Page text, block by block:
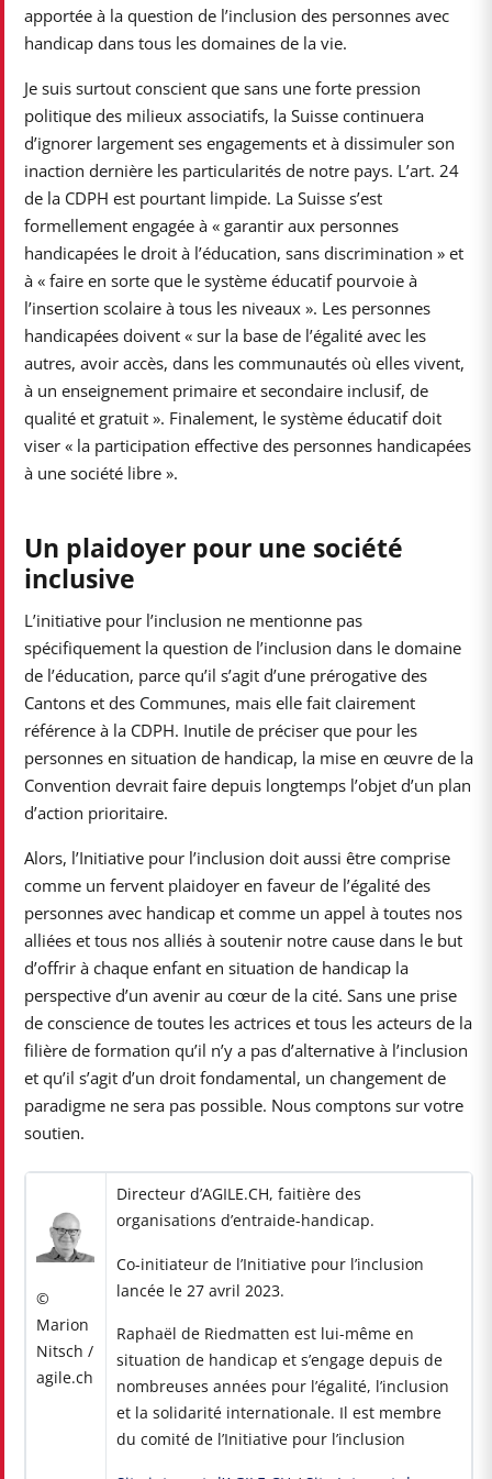
apportée à la question de l’inclusion des personnes avec
handicap dans tous les domaines de la vie.
Je suis surtout conscient que sans une forte pression
politique des milieux associatifs, la Suisse continuera
d’ignorer largement ses engagements et à dissimuler son
inaction dernière les particularités de notre pays. L’art. 24
de la CDPH est pourtant limpide. La Suisse s’est
formellement engagée à « garantir aux personnes
handicapées le droit à l’éducation, sans discrimination » et
à « faire en sorte que le système éducatif pourvoie à
l’insertion scolaire à tous les niveaux ». Les personnes
handicapées doivent « sur la base de l’égalité avec les
autres, avoir accès, dans les communautés où elles vivent,
à un enseignement primaire et secondaire inclusif, de
qualité et gratuit ». Finalement, le système éducatif doit
viser « la participation effective des personnes handicapées
à une société libre ».
Un plaidoyer pour une société
inclusive
L’initiative pour l’inclusion ne mentionne pas
spécifiquement la question de l’inclusion dans le domaine
de l’éducation, parce qu’il s’agit d’une prérogative des
Cantons et des Communes, mais elle fait clairement
référence à la CDPH. Inutile de préciser que pour les
personnes en situation de handicap, la mise en œuvre de la
Convention devrait faire depuis longtemps l’objet d’un plan
d’action prioritaire.
Alors, l’Initiative pour l’inclusion doit aussi être comprise
comme un fervent plaidoyer en faveur de l’égalité des
personnes avec handicap et comme un appel à toutes nos
alliées et tous nos alliés à soutenir notre cause dans le but
d’offrir à chaque enfant en situation de handicap la
perspective d’un avenir au cœur de la cité. Sans une prise
de conscience de toutes les actrices et tous les acteurs de la
filière de formation qu’il n’y a pas d’alternative à l’inclusion
et qu’il s’agit d’un droit fondamental, un changement de
paradigme ne sera pas possible. Nous comptons sur votre
soutien.
©
Marion
Nitsch /
agile.ch
Directeur d’AGILE.CH, faitière des
organisations d’entraide-handicap.
Co-initiateur de l’Initiative pour l’inclusion
lancée le 27 avril 2023.
Raphaël de Riedmatten est lui-même en
situation de handicap et s’engage depuis de
nombreuses années pour l’égalité, l’inclusion
et la solidarité internationale. Il est membre
du comité de l’Initiative pour l’inclusion